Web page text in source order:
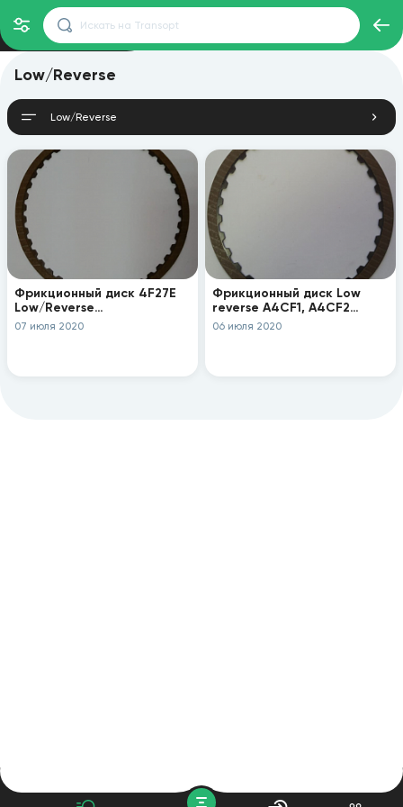
Low/Reverse
Low/Reverse
Фрикционный диск 4F27E
Low/Reverse
(154.6x1.6x42T) F273704-
07 июля 2020
Фрикционный диск Low
reverse A4CF1, A4CF2
F264706-175
06 июля 2020